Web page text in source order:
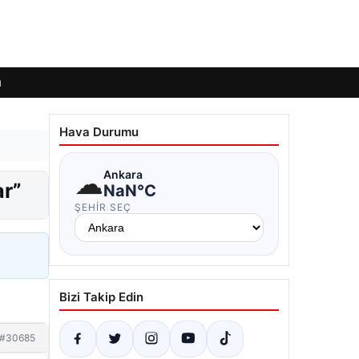
#30685
Hava Durumu
☁Ankara
NaN°C
ŞEHIR SEÇ
Bizi Takip Edin